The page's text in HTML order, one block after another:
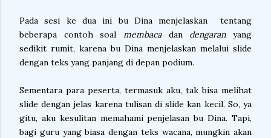
Pada sesi ke dua ini bu Dina menjelaskan tentang
beberapa contoh soal membacadan dengaranyang
sedikit rumit, karena bu Dina menjelaskan melalui slide
dengan teks yang panjang di depan podium.
Sementara para peserta, termasuk aku, tak bisa melihat
slide dengan jelas karena tulisan di slide kan kecil. So, ya
gitu, aku kesulitan memahami penjelasan bu Dina. Tapi,
bagi guru yang biasa dengan teks wacana, mungkin akan